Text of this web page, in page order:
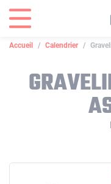
Accueil Calendrier
Panneau de gestion des